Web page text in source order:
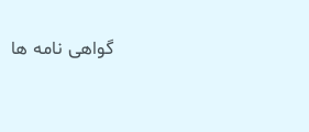
گواهی نامه ها